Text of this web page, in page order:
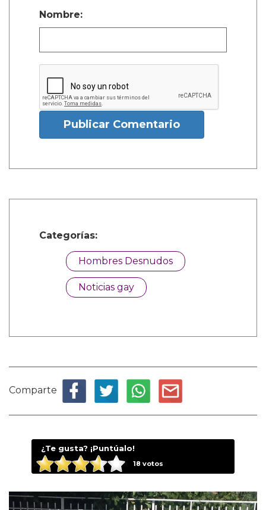
Nombre:
Publicar Comentario
Categorías:
Hombres Desnudos
Noticias gay
Comparte
¿Te gusta? ¡Puntúalo!
18 votos